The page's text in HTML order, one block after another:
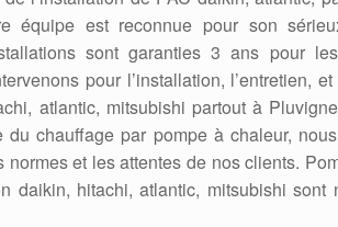
équipe est reconnue pour son
sont garanties 3 ans pour
pour l’installation, l’entretien,
atlantic, mitsubishi partout à
du chauffage par pompe à chaleur,
et les attentes de nos clients.
daikin, hitachi, atlantic, mitsubishi